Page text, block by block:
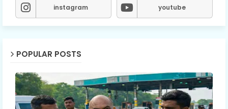
instagram youtube
POPULAR POSTS